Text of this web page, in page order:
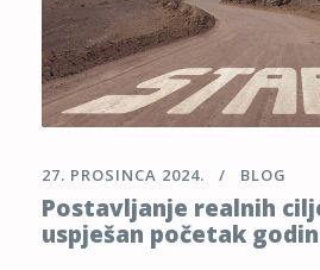
27. PROSINCA 2024. BLOG
Postavljanje realnih
uspješan početak